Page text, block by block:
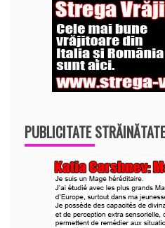
PUBLICITATE STRĂINĂTATE